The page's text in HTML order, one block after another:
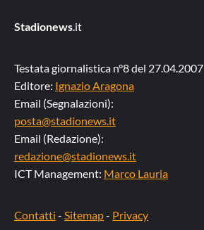
Stadionews.it
Testata giornalistica n°8 del 27.04.2007
Editore: Ignazio Aragona
Email (Segnalazioni):
posta@stadionews.it
Email (Redazione):
redazione@stadionews.it
ICT Management: Marco Lauria
Contatti - Sitemap- Privacy